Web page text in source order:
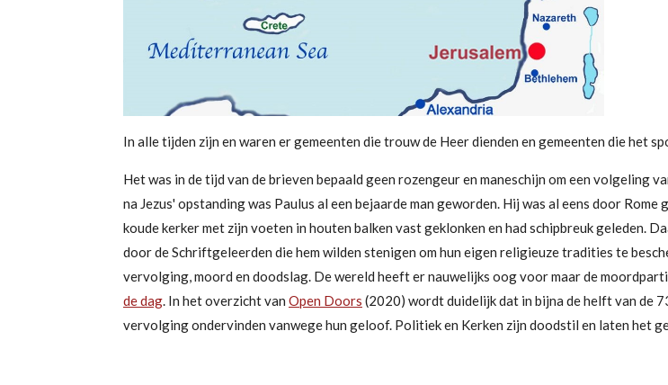
In alle tijden zijn en waren er gemeenten die trouw de Heer dienden en gemeenten die het
Het was in de tijd van de brieven bepaald geen rozengeur en maneschijn om een volgeling
na Jezus' opstanding was Paulus al een bejaarde man geworden. Hij was al eens door
koude kerker met zijn voeten in houten balken vast geklonken en had schipbreuk geleden.
door de Schriftgeleerden die hem wilden stenigen om hun eigen religieuze tradities te
vervolging, moord en doodslag. De wereld heeft er nauwelijks oog voor maar de
de dag. In het overzicht van Open Doors (2020) wordt duidelijk dat in bijna de helft van de
vervolging ondervinden vanwege hun geloof. Politiek en Kerken zijn doodstil en laten het